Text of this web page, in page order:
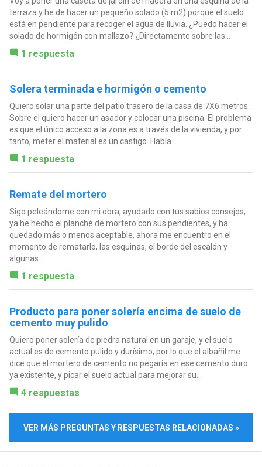
terraza y he de hacer un pequeño solado (5 m2) porque el suelo
está en pendiente para recoger el agua de lluvia. ¿Puedo hacer el
solado de hormigón con mallazo? ¿Directamente sobre las...
1 respuesta
Solera terminada e hormigón o cemento
Quiero solar una parte del patio trasero de la casa de 7X6 metros.
Sobre el quiero hacer un asador y colocar una piscina. El problema
es que el único acceso a la zona es a través de la vivienda, y por
tanto, meter el material es un castigo. Había...
1 respuesta
Remate del mortero
Sigo peleándome con mi obra, ayudado con tus sabios consejos,
ya he hecho el planché de mortero con sus pendientes, y ha
quedado más o menos aceptable, ahora me encuentro en el
momento de rematarlo, las esquinas, el borde del escalón y
algunas...
1 respuesta
Producto para poner solería encima de suelo de
cemento muy pulido
Quiero poner solería de piedra natural en un garaje, y el suelo
actual es de cemento pulido y durísimo, por lo que el albañil me
dice que el mortero de cemento no pegaría en ese cemento duro
ya existente, y picar el suelo actual para mejorar su...
4 respuestas
VER MÁS PREGUNTAS Y RESPUESTAS RELACIONADAS »